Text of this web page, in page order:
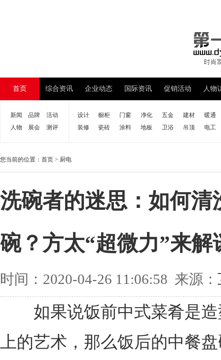
首页 综合资讯 企业动态 国际资讯 促销活动 人物
新闻 品牌
活动
人物
展会 测评
设计 橱柜 门窗 净化 五金 建材
暖通
装修
瓷砖 涂料 地板 卫浴 吊顶 电工
您当前的位置： 首页 > 厨电
洗碗者的迷思：如何清
碗？方太“超微力”来解
时间：2020-04-26 11:06:58 来源：
如果说饭前中式菜肴是造
上的艺术，那么饭后的中餐